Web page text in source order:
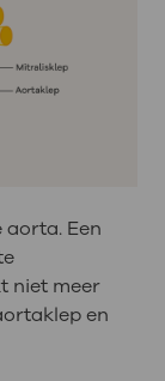
Een
niet meer
en